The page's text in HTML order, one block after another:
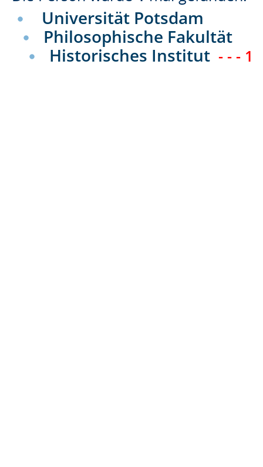
Universität Potsdam
Philosophische Fakultät
Historisches Institut - - - 1